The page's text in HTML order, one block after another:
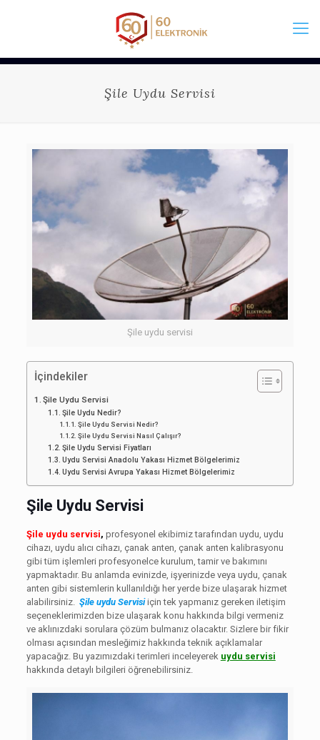
Şile Uydu Servisi
Şile uydu servisi
İçindekiler
Şile Uydu Servisi
Şile Uydu Nedir?
Şile Uydu Servisi Nedir?
Şile Uydu Servisi Nasıl Çalışır?
Şile Uydu Servisi Fiyatları
Uydu Servisi Anadolu Yakası Hizmet Bölgelerimiz
Uydu Servisi Avrupa Yakası Hizmet Bölgelerimiz
Şile Uydu Servisi
Şile uydu servisi, profesyonel ekibimiz tarafından uydu, uydu
cihazı, uydu alıcı cihazı, çanak anten, çanak anten kalibrasyonu
gibi tüm işlemleri profesyonelce kurulum, tamir ve bakımını
yapmaktadır. Bu anlamda evinizde, işyerinizde veya uydu, çanak
anten gibi sistemlerin kullanıldığı her yerde bize ulaşarak hizmet
alabilirsiniz. Şile uydu Servisiiçin tek yapmanız gereken iletişim
seçeneklerimizden bize ulaşarak konu hakkında bilgi vermeniz
ve aklınızdaki sorulara çözüm bulmanız olacaktır. Sizlere bir fikir
olması açısından mesleğimiz hakkında teknik açıklamalar
yapacağız. Bu yazımızdaki terimleri inceleyerek uydu servisi
hakkında detaylı bilgileri öğrenebilirsiniz.